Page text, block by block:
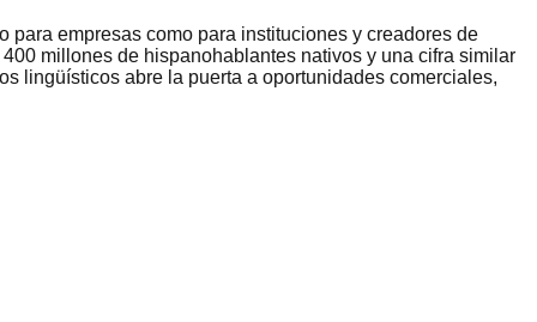
empresas como para instituciones y creadores de
millones de hispanohablantes nativos y una cifra similar
lingüísticos abre la puerta a oportunidades comerciales,